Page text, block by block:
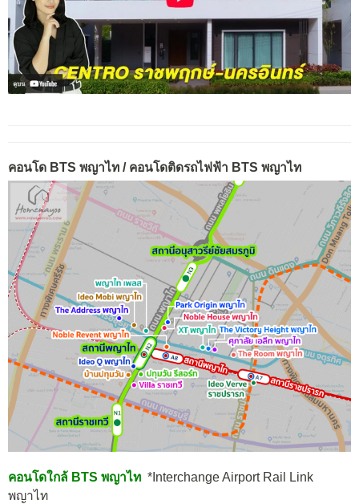
คอนโด BTS พญาไท / คอนโดติดรถไฟฟ้า BTS พญาไท
คอนโดใกล้ BTS พญาไท *Interchange Airport Rail Link
พญาไท